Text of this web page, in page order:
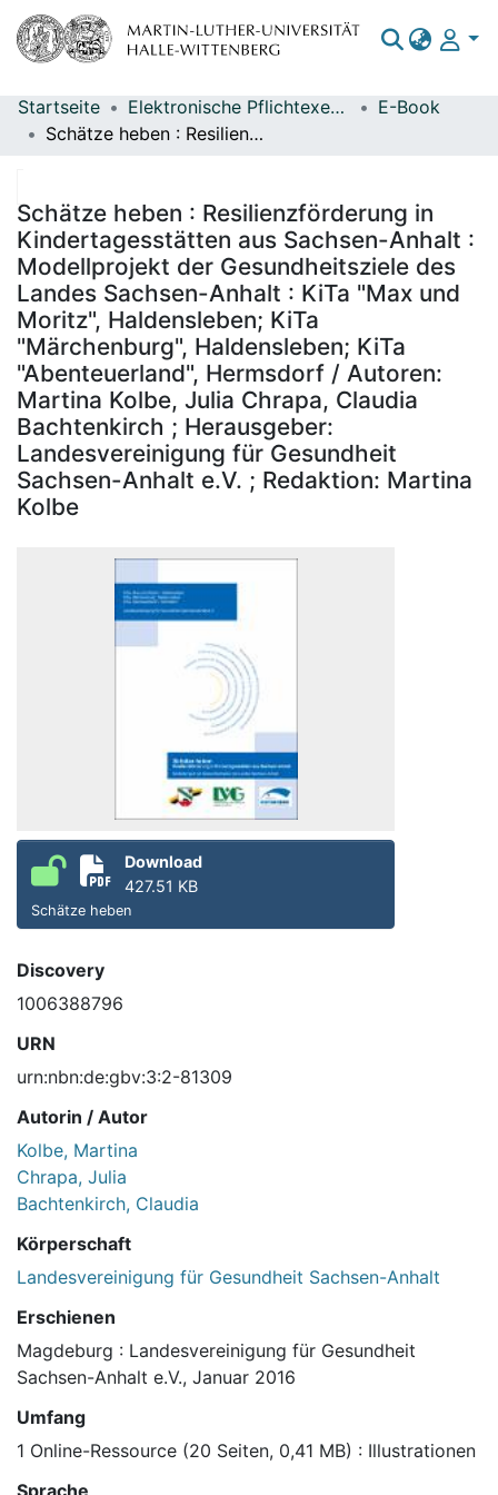
Bereiche & Sammlungen
Statistiken
Startseite Elektronische Pflichtexemplare
E-Book
Schätze heben : Resilienzförderung in Kindertagesstätten aus Sachsen-Anhalt : Modellprojekt der Gesundheitsziele des Landes Sachsen-Anhalt : KiTa "Max und Moritz", Haldensleben; KiTa "Märchenburg", Haldensleben; KiTa "Abenteuerland", Hermsdorf / Autoren: Martina Kolbe, Julia Chrapa, Claudia Bachtenkirch ; Herausgeber: Landesvereinigung für Gesundheit Sachsen-Anhalt e.V. ; Redaktion: Martina Kolbe
Schätze heben : Resilienzförderung in
Kindertagesstätten aus Sachsen-Anhalt :
Modellprojekt der Gesundheitsziele des
Landes Sachsen-Anhalt : KiTa "Max und
Moritz", Haldensleben; KiTa
"Märchenburg", Haldensleben; KiTa
"Abenteuerland", Hermsdorf / Autoren:
Martina Kolbe, Julia Chrapa, Claudia
Bachtenkirch ; Herausgeber:
Landesvereinigung für Gesundheit
Sachsen-Anhalt e.V. ; Redaktion: Martina
Kolbe
Download
427.51 KB
Schätze heben
Discovery
1006388796
URN
urn:nbn:de:gbv:3:2-81309
Autorin / Autor
Kolbe, Martina
Chrapa, Julia
Bachtenkirch, Claudia
Körperschaft
Landesvereinigung für Gesundheit Sachsen-Anhalt
Erschienen
Magdeburg : Landesvereinigung für Gesundheit
Sachsen-Anhalt e.V., Januar 2016
Umfang
1 Online-Ressource (20 Seiten, 0,41 MB) : Illustrationen